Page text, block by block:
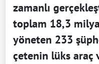
zamanlı
toplam 18,3
yöneten 233
çetenin lüks araç